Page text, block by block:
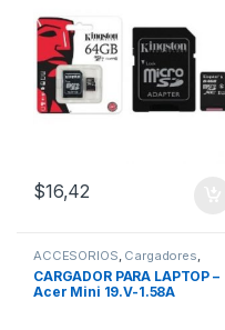
$16,42
ACCESORIOS, Cargadores,
Acer
CARGADOR PARA LAPTOP –
Acer Mini 19.V-1.58A